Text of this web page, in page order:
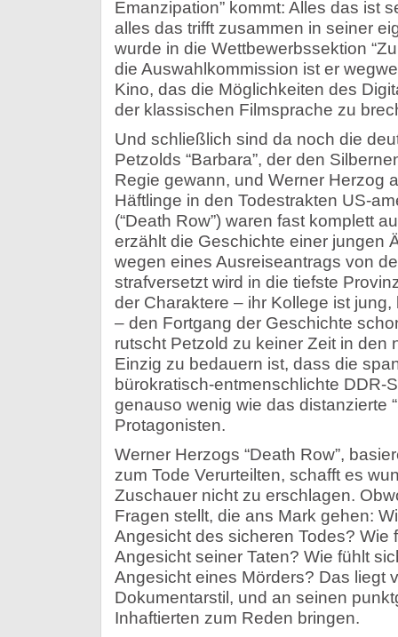
Emanzipation” kommt: Alles das ist
alles das trifft zusammen in seiner
wurde in die Wettbewerbssektion
die Auswahlkommission ist er
Kino, das die Möglichkeiten des
der klassischen Filmsprache zu
Und schließlich sind da noch die
Petzolds “Barbara”, der den
Regie gewann, und Werner Herzog
Häftlinge in den Todestrakten US-
(“Death Row”) waren fast komplett
erzählt die Geschichte einer jungen
wegen eines Ausreiseantrags von
strafversetzt wird in die tiefste
der Charaktere – ihr Kollege ist
– den Fortgang der Geschichte
rutscht Petzold zu keiner Zeit in den
Einzig zu bedauern ist, dass die
bürokratisch-entmenschlichte DDR-
genauso wenig wie das distanzierte
Protagonisten.
Werner Herzogs “Death Row”,
zum Tode Verurteilten, schafft es
Zuschauer nicht zu erschlagen.
Fragen stellt, die ans Mark gehen:
Angesicht des sicheren Todes? Wie
Angesicht seiner Taten? Wie fühlt
Angesicht eines Mörders? Das liegt
Dokumentarstil, und an seinen
Inhaftierten zum Reden bringen.